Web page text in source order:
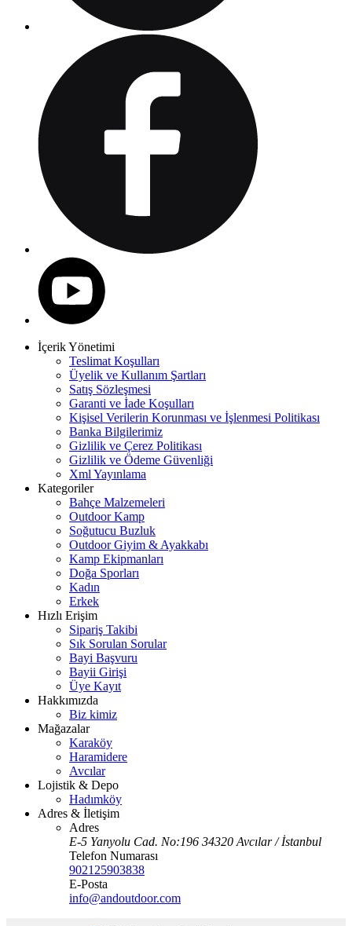
İçerik Yönetimi
Teslimat Koşulları
Üyelik ve Kullanım Şartları
Satış Sözleşmesi
Garanti ve İade Koşulları
Kişisel Verilerin Korunması ve İşlenmesi Politikası
Banka Bilgilerimiz
Gizlilik ve Çerez Politikası
Gizlilik ve Ödeme Güvenliği
Xml Yayınlama
Kategoriler
Bahçe Malzemeleri
Outdoor Kamp
Soğutucu Buzluk
Outdoor Giyim & Ayakkabı
Kamp Ekipmanları
Doğa Sporları
Kadın
Erkek
Hızlı Erişim
Sipariş Takibi
Sık Sorulan Sorular
Bayi Başvuru
Bayii Girişi
Üye Kayıt
Hakkımızda
Biz kimiz
Mağazalar
Karaköy
Haramidere
Avcılar
Lojistik & Depo
Hadımköy
Adres & İletişim
Adres
E-5 Yanyolu Cad. No:196 34320 Avcılar / İstanbul
Telefon Numarası
902125903838
E-Posta
info@andoutdoor.com